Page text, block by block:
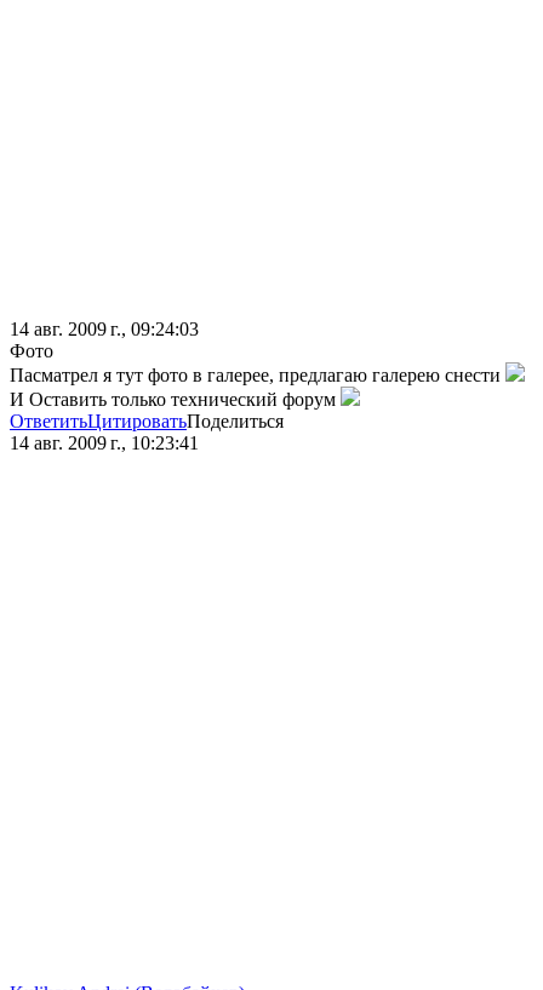
14 авг. 2009 г., 09:24:03
Фото
Пасматрел я тут фото в галерее, предлагаю галерею снести
И Оставить только технический форум
ОтветитьЦитироватьПоделиться
14 авг. 2009 г., 10:23:41